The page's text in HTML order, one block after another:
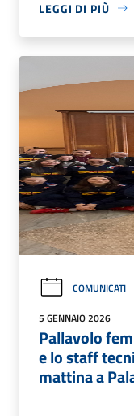
LEGGI DI PIÙ
COMUNICATI
5 GENNAIO 2026
Pallavolo
e lo staff
mattina a